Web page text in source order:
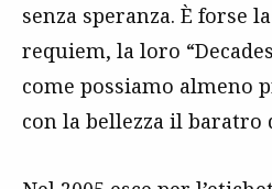
senza speranza. È forse
requiem, la loro
come possiamo almeno
con la bellezza il baratro